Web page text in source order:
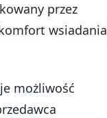
przez
wsiadania
możliwość